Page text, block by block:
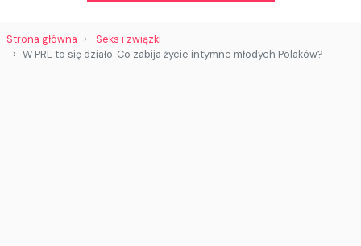
Strona główna
Seks i związki
W PRL to się działo. Co zabija życie intymne młodych Polaków?